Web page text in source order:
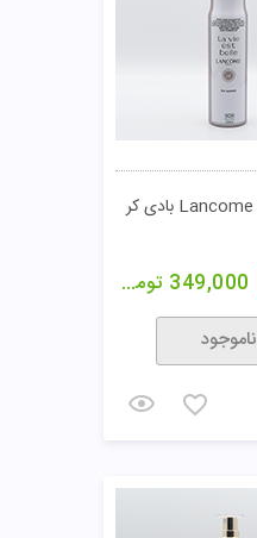
349,000 تومان
ناموجود